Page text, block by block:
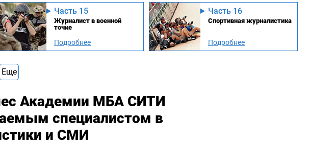
Часть 15
Журналист в военной
точке
Подробнее
Часть 16
Спортивная журналистика
Подробнее
Еще
Академии МБА СИТИ
специалистом в
и СМИ